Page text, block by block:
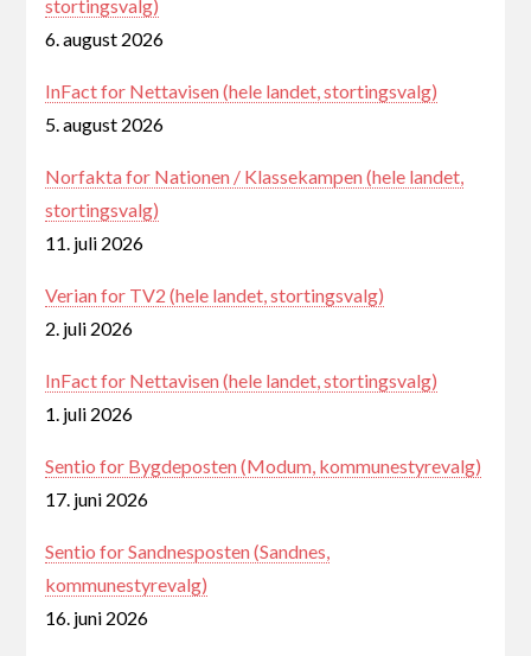
stortingsvalg)
6. august 2026
InFact for Nettavisen (hele landet, stortingsvalg)
5. august 2026
Norfakta for Nationen / Klassekampen (hele landet,
stortingsvalg)
11. juli 2026
Verian for TV2 (hele landet, stortingsvalg)
2. juli 2026
InFact for Nettavisen (hele landet, stortingsvalg)
1. juli 2026
Sentio for Bygdeposten (Modum, kommunestyrevalg)
17. juni 2026
Sentio for Sandnesposten (Sandnes,
kommunestyrevalg)
16. juni 2026